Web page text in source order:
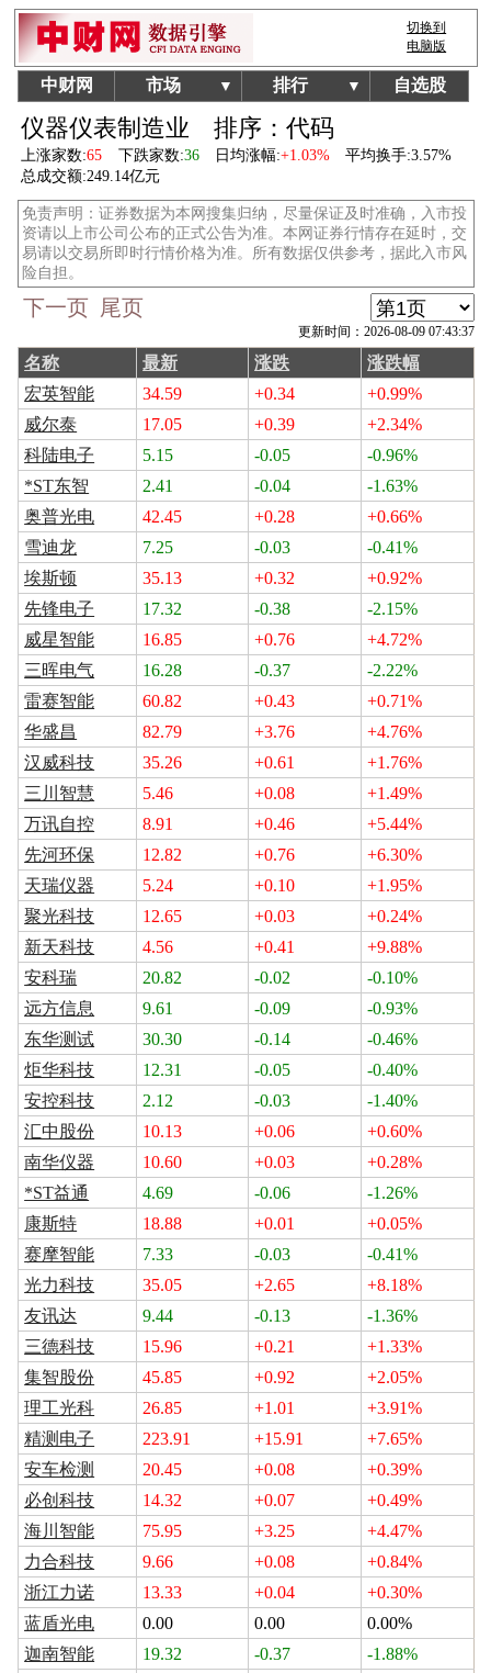
切换到
电脑版
中财网 市场 ▼ 排行 ▼ 自选股
仪器仪表制造业 排序：代码
上涨家数:65 下跌家数:36 日均涨幅:+1.03% 平均换手:3.57%
总成交额:249.14亿元
免责声明：证券数据为本网搜集归纳，尽量保证及时准确，入市投
资请以上市公司公布的正式公告为准。本网证券行情存在延时，交
易请以交易所即时行情价格为准。所有数据仅供参考，据此入市风
险自担。
下一页 尾页
更新时间：2026-08-09 07:43:37
名称 最新 涨跌
涨跌幅
宏英智能
34.59 +0.34
+0.99%
威尔泰
17.05 +0.39
+2.34%
科陆电子
5.15 -0.05
-0.96%
*ST东智
2.41 -0.04
-1.63%
奥普光电
42.45 +0.28
+0.66%
雪迪龙
7.25 -0.03
-0.41%
埃斯顿
35.13 +0.32
+0.92%
先锋电子
17.32 -0.38
-2.15%
威星智能
16.85 +0.76
+4.72%
三晖电气
16.28 -0.37
-2.22%
雷赛智能
60.82 +0.43
+0.71%
华盛昌
82.79 +3.76
+4.76%
汉威科技
35.26 +0.61
+1.76%
三川智慧
5.46 +0.08
+1.49%
万讯自控
8.91 +0.46
+5.44%
先河环保
12.82 +0.76
+6.30%
天瑞仪器
5.24 +0.10
+1.95%
聚光科技
12.65 +0.03
+0.24%
新天科技
4.56 +0.41
+9.88%
安科瑞
20.82 -0.02
-0.10%
远方信息
9.61 -0.09
-0.93%
东华测试
30.30 -0.14
-0.46%
炬华科技
12.31 -0.05
-0.40%
安控科技
2.12 -0.03
-1.40%
汇中股份
10.13 +0.06
+0.60%
南华仪器
10.60 +0.03
+0.28%
*ST益通
4.69 -0.06
-1.26%
康斯特
18.88 +0.01
+0.05%
赛摩智能
7.33 -0.03
-0.41%
光力科技
35.05 +2.65
+8.18%
友讯达
9.44 -0.13
-1.36%
三德科技
15.96 +0.21
+1.33%
集智股份
45.85 +0.92
+2.05%
理工光科
26.85 +1.01
+3.91%
精测电子
223.91 +15.91
+7.65%
安车检测
20.45 +0.08
+0.39%
必创科技
14.32 +0.07
+0.49%
海川智能
75.95 +3.25
+4.47%
力合科技
9.66 +0.08
+0.84%
浙江力诺
13.33 +0.04
+0.30%
蓝盾光电
0.00 0.00
0.00%
迦南智能
19.32 -0.37
-1.88%